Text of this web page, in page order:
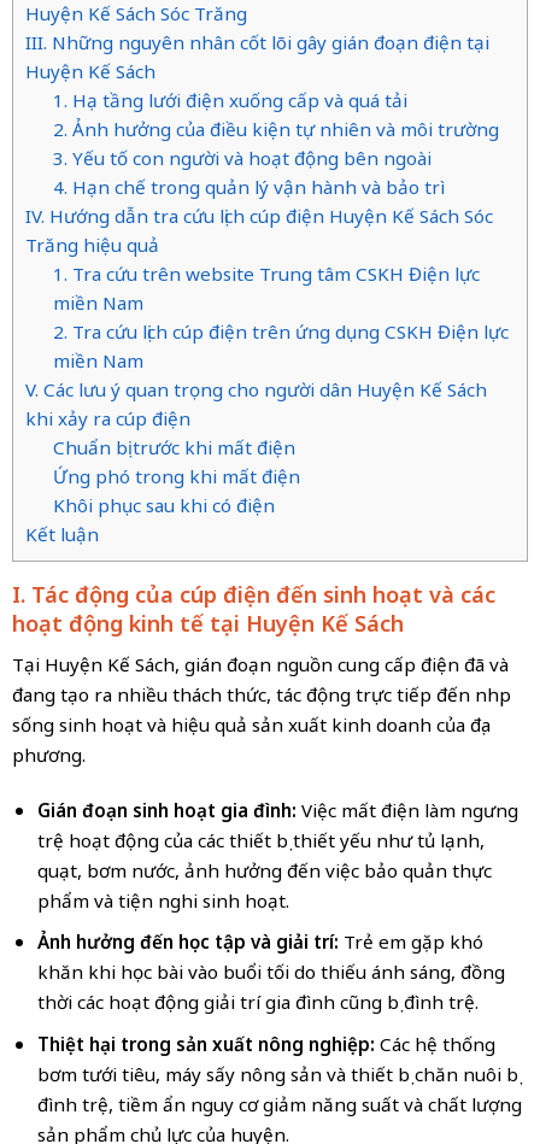
Huyện Kế Sách Sóc Trăng
III. Những nguyên nhân cốt lõi gây gián đoạn điện tại
Huyện Kế Sách
1. Hạ tầng lưới điện xuống cấp và quá tải
2. Ảnh hưởng của điều kiện tự nhiên và môi trường
3. Yếu tố con người và hoạt động bên ngoài
4. Hạn chế trong quản lý vận hành và bảo trì
IV. Hướng dẫn tra cứu lịch cúp điện Huyện Kế Sách Sóc
Trăng hiệu quả
1. Tra cứu trên website Trung tâm CSKH Điện lực
miền Nam
2. Tra cứu lịch cúp điện trên ứng dụng CSKH Điện lực
miền Nam
V. Các lưu ý quan trọng cho người dân Huyện Kế Sách
khi xảy ra cúp điện
Chuẩn bị trước khi mất điện
Ứng phó trong khi mất điện
Khôi phục sau khi có điện
Kết luận
I. Tác động của cúp điện đến sinh hoạt và các
hoạt động kinh tế tại Huyện Kế Sách
Tại Huyện Kế Sách, gián đoạn nguồn cung cấp điện đã và
đang tạo ra nhiều thách thức, tác động trực tiếp đến nhịp
sống sinh hoạt và hiệu quả sản xuất kinh doanh của địa
phương.
Gián đoạn sinh hoạt gia đình: Việc mất điện làm ngưng
trệ hoạt động của các thiết bị thiết yếu như tủ lạnh,
quạt, bơm nước, ảnh hưởng đến việc bảo quản thực
phẩm và tiện nghi sinh hoạt.
Ảnh hưởng đến học tập và giải trí: Trẻ em gặp khó
khăn khi học bài vào buổi tối do thiếu ánh sáng, đồng
thời các hoạt động giải trí gia đình cũng bị đình trệ.
Thiệt hại trong sản xuất nông nghiệp: Các hệ thống
bơm tưới tiêu, máy sấy nông sản và thiết bị chăn nuôi bị
đình trệ, tiềm ẩn nguy cơ giảm năng suất và chất lượng
sản phẩm chủ lực của huyện.